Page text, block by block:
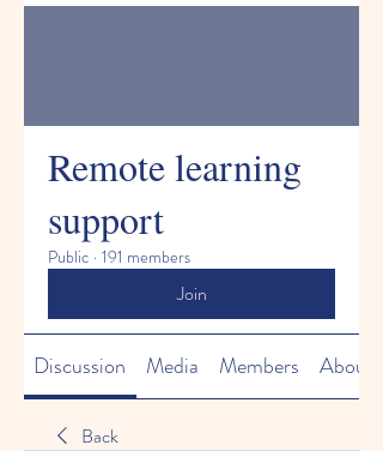
Remote learning
support
Public · 191 members
Join
Discussion Media Members About
Back